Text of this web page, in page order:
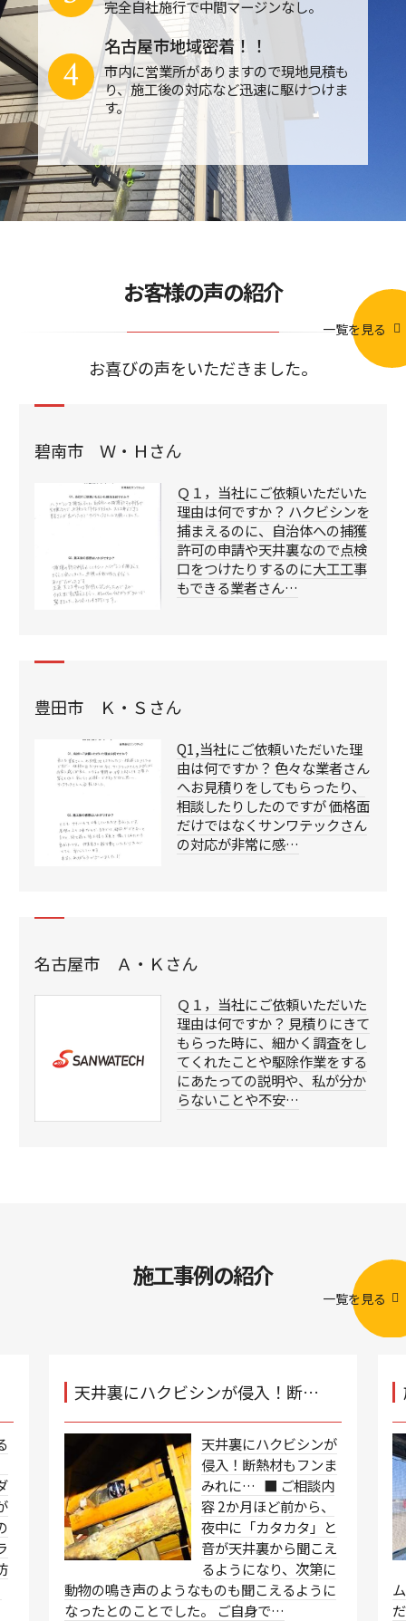
完全自社施行で中間マージンなし。
名古屋市地域密着！！
市内に営業所がありますので現地見積も
り、施工後の対応など迅速に駆けつけま
す。
4
お客様の声の紹介
お喜びの声をいただきました。
一覧を見る
碧南市 Ｗ・Ｈさん
Ｑ１，当社にご依頼いただいた
理由は何ですか？ ハクビシンを
捕まえるのに、自治体への捕獲
許可の申請や天井裏なので点検
口をつけたりするのに大工工事
もできる業者さん…
豊田市 Ｋ・Ｓさん
Q1,当社にご依頼いただいた理
由は何ですか？ 色々な業者さん
へお見積りをしてもらったり、
相談したりしたのですが 価格面
だけではなくサンワテックさん
の対応が非常に感…
名古屋市 Ａ・Ｋさん
Ｑ１，当社にご依頼いただいた
理由は何ですか？ 見積りにきて
もらった時に、細かく調査をし
てくれたことや駆除作業をする
にあたっての説明や、私が分か
らないことや不安…
施工事例の紹介
一覧を見る
天井裏にハクビシンが侵入！断…
天井裏にハクビシンが
侵入！断熱材もフンま
みれに… ■ ご相談内
容 2か月ほど前から、
夜中に「カタカタ」と
音が天井裏から聞こえ
るようになり、次第に
動物の鳴き声のようなものも聞こえるように
なったとのことでした。 ご自身で…